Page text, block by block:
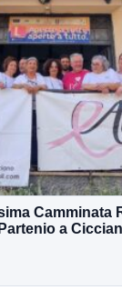
Camminata
a